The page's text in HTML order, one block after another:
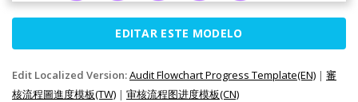
EDITAR ESTE MODELO
Edit Localized Version:Audit Flowchart Progress Template(EN) | 審
核流程圖進度模板(TW) | 审核流程图进度模板(CN)